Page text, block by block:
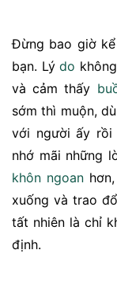
Đừng bao giờ
bạn. Lý do
và cảm thấy
sớm thì muộn,
với người ấy rồi
nhớ mãi những
khôn ngoan
xuống và trao
tất nhiên là chỉ
định.